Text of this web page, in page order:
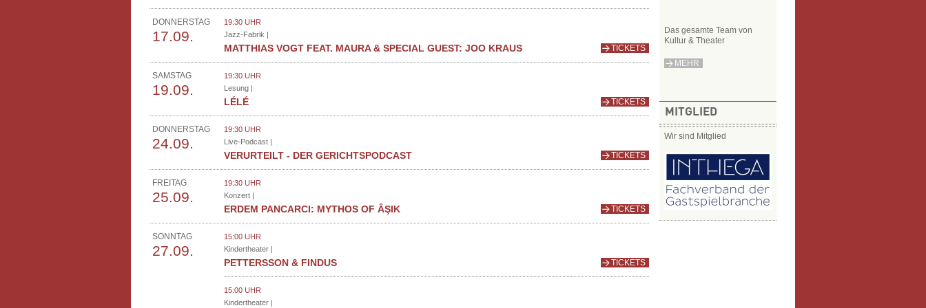
Das gesamte Team von
Kultur & Theater
MEHR
MITGLIED
Wir sind Mitglied
DONNERSTAG
17.09.
19:30 UHR
Jazz-Fabrik |
MATTHIAS VOGT FEAT. MAURA & SPECIAL GUEST: JOO KRAUS TICKETS
SAMSTAG
19.09.
19:30 UHR
Lesung |
LÉLÉ TICKETS
DONNERSTAG
24.09.
19:30 UHR
Live-Podcast |
VERURTEILT - DER GERICHTSPODCAST TICKETS
FREITAG
25.09.
19:30 UHR
Konzert |
ERDEM PANCARCI: MYTHOS OF ÂŞIK TICKETS
SONNTAG
27.09.
15:00 UHR
Kindertheater |
PETTERSSON & FINDUS TICKETS
15:00 UHR
Kindertheater |